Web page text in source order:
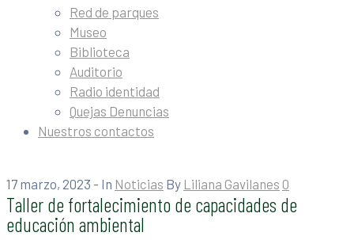
Red de parques
Museo
Biblioteca
Auditorio
Radio identidad
Quejas Denuncias
Nuestros contactos
17 marzo, 2023 - In Noticias By Liliana Gavilanes 0
Taller de fortalecimiento de capacidades de
educación ambiental